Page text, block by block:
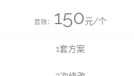
音效： 150元/个
1套方案